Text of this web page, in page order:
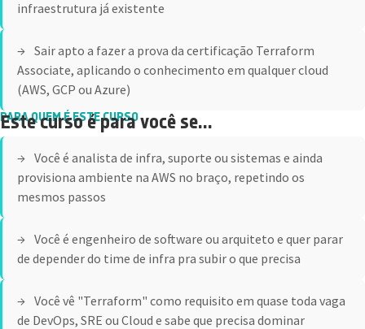
infraestrutura já existente
Sair apto a fazer a prova da certificação Terraform
Associate, aplicando o conhecimento em qualquer cloud
(AWS, GCP ou Azure)
PARA QUEM É ESTE CURSO
Este curso é para você se...
Você é analista de infra, suporte ou sistemas e ainda
provisiona ambiente na AWS no braço, repetindo os
mesmos passos
Você é engenheiro de software ou arquiteto e quer parar
de depender do time de infra pra subir o que precisa
Você vê "Terraform" como requisito em quase toda vaga
de DevOps, SRE ou Cloud e sabe que precisa dominar